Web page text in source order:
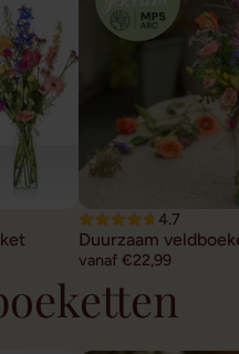
4.7
Duurzaam
vanaf €22,99